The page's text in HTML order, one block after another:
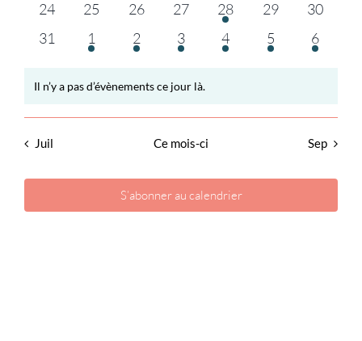
0
24
0
25
0
26
0
évènements
27
1
évènement
28
0
29
0
30
0
évènements
31
1
évènement
1
1
évènement
2
2
évènements
3
2
évènements
4
1
évènement
5
2
6
Notice
Il n’y a pas d’évènements ce jour là.
Juil Ce mois-ci Sep
S’abonner au calendrier